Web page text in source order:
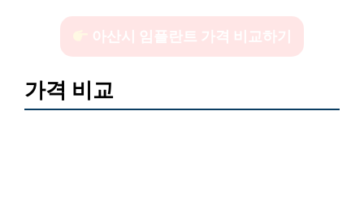
아산시 임플란트 가격 비교하기
가격 비교